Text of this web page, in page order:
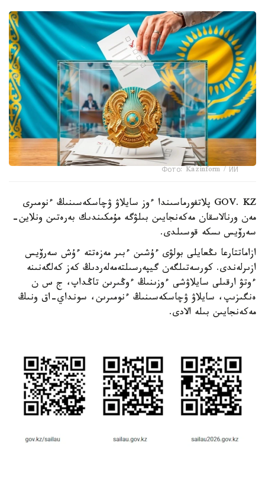
Фото: Kazinform / ИИ
GOV. KZ پلاتفورماسىندا ءوز سايلاۋ ۋچاسكەسىنىڭ ءنومىرى
مەن ورنالاسقان مەكەنجايىن بىلۋگە مۇمكىندىك بەرەتىن ونلاين-
سەرۆيس ىسكە قوسىلدى.
ازاماتتارعا ىڭعايلى بولۋى ءۇشىن ءبىر مەزەتتە ءۇش سەرۆيس
ازىرلەندى. كورسەتىلگەن گيپەرسىلتەمەلەردىڭ كەز كەلگەنىنە
ءوتۋ ارقىلى سايلاۋشى ءوزىنىڭ ءوڭىرىن تاڭداپ، ج س ن
ەنگىزىپ، سايلاۋ ۋچاسكەسىنىڭ ءنومىرىن، سونداي-اق ونىڭ
مەكەنجايىن بىلە الادى.